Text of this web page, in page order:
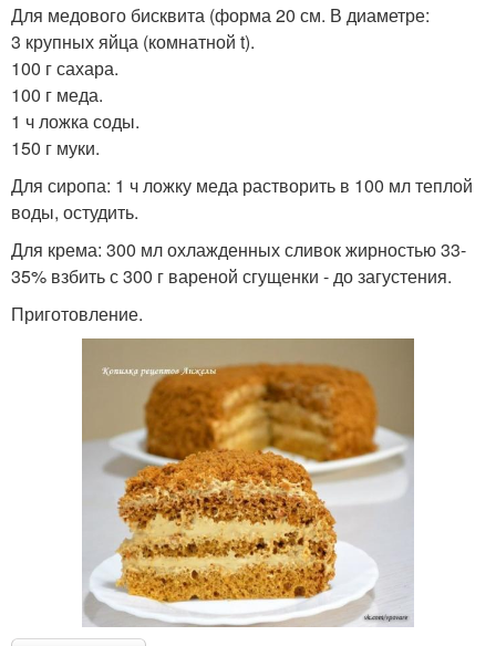
Для медового бисквита (форма 20 см. В диаметре:
3 крупных яйца (комнатной t).
100 г сахара.
100 г меда.
1 ч ложка соды.
150 г муки.
Для сиропа: 1 ч ложку меда растворить в 100 мл теплой
воды, остудить.
Для крема: 300 мл охлажденных сливок жирностью 33-
35% взбить с 300 г вареной сгущенки - до загустения.
Приготовление.